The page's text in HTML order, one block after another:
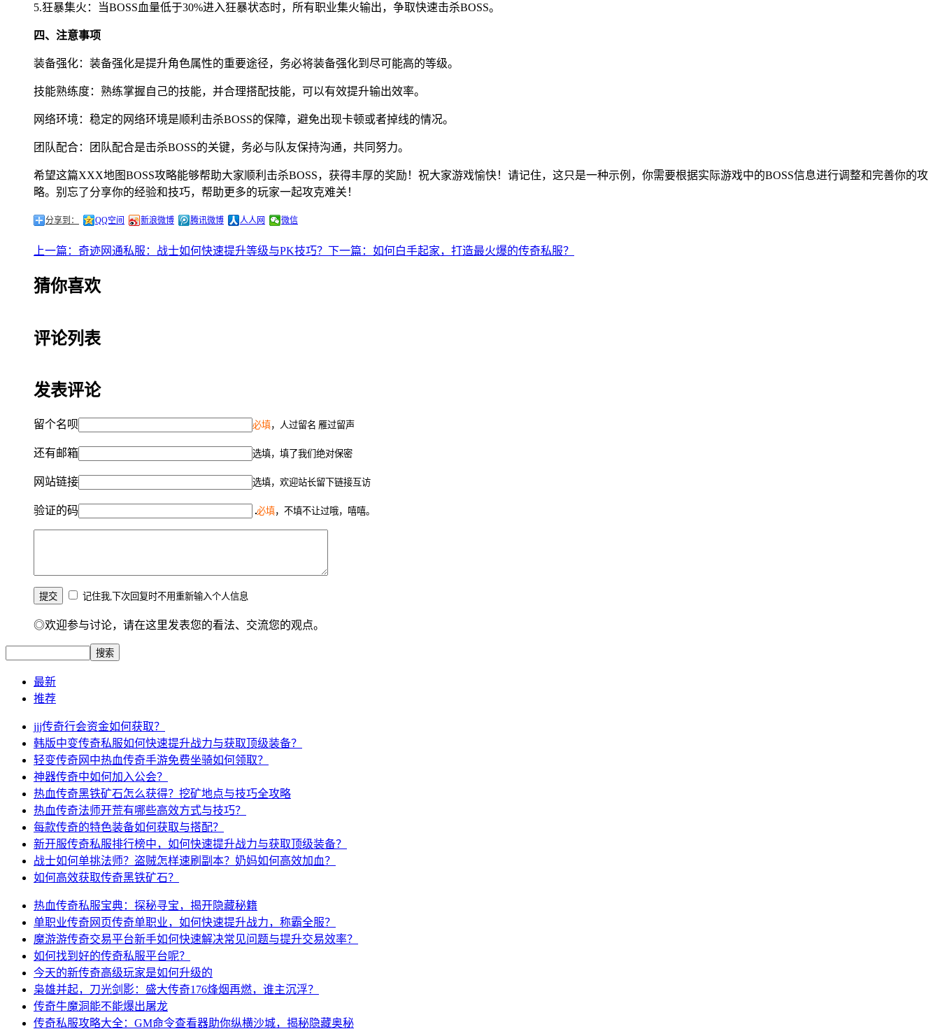
5.狂暴集火：当BOSS血量低于30%进入狂暴状态时，所有职业集火输出，争取快速击杀BOSS。
四、注意事项
装备强化：装备强化是提升角色属性的重要途径，务必将装备强化到尽可能高的等级。
技能熟练度：熟练掌握自己的技能，并合理搭配技能，可以有效提升输出效率。
网络环境：稳定的网络环境是顺利击杀BOSS的保障，避免出现卡顿或者掉线的情况。
团队配合：团队配合是击杀BOSS的关键，务必与队友保持沟通，共同努力。
希望这篇XXX地图BOSS攻略能够帮助大家顺利击杀BOSS，获得丰厚的奖励！祝大家游戏愉快！请记住，这只是一种示例，你需要根据实际游戏中的BOSS信息进行调整和完善你的攻
略。别忘了分享你的经验和技巧，帮助更多的玩家一起攻克难关！
分享到： QQ空间 新浪微博 腾讯微博 人人网 微信
上一篇：奇迹网通私服：战士如何快速提升等级与PK技巧？ 下一篇：如何白手起家，打造最火爆的传奇私服？
猜你喜欢
评论列表
发表评论
留个名呗 必填，人过留名 雁过留声
还有邮箱 选填，填了我们绝对保密
网站链接 选填，欢迎站长留下链接互访
验证的码 必填，不填不让过哦，嘻嘻。
记住我,下次回复时不用重新输入个人信息
◎欢迎参与讨论，请在这里发表您的看法、交流您的观点。
最新
推荐
jjj传奇行会资金如何获取？
韩版中变传奇私服如何快速提升战力与获取顶级装备？
轻变传奇网中热血传奇手游免费坐骑如何领取？
神器传奇中如何加入公会？
热血传奇黑铁矿石怎么获得？挖矿地点与技巧全攻略
热血传奇法师开荒有哪些高效方式与技巧？
每款传奇的特色装备如何获取与搭配？
新开服传奇私服排行榜中，如何快速提升战力与获取顶级装备？
战士如何单挑法师？盗贼怎样速刷副本？奶妈如何高效加血？
如何高效获取传奇黑铁矿石？
热血传奇私服宝典：探秘寻宝，揭开隐藏秘籍
单职业传奇网页传奇单职业，如何快速提升战力，称霸全服？
魔游游传奇交易平台新手如何快速解决常见问题与提升交易效率？
如何找到好的传奇私服平台呢？
今天的新传奇高级玩家是如何升级的
枭雄并起，刀光剑影：盛大传奇176烽烟再燃，谁主沉浮？
传奇牛魔洞能不能爆出屠龙
传奇私服攻略大全：GM命令查看器助你纵横沙城，揭秘隐藏奥秘